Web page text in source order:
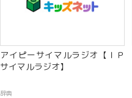
アイピーサイマルラジオ【ＩＰ
サイマルラジオ】
辞典